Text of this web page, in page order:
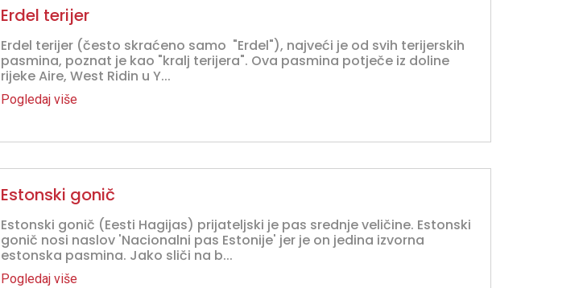
Erdel terijer
Erdel terijer (često skraćeno samo "Erdel"), najveći je od svih terijerskih
pasmina, poznat je kao "kralj terijera". Ova pasmina potječe iz doline
rijeke Aire, West Ridin u Y...
Pogledaj više
Estonski gonič
Estonski gonič (Eesti Hagijas) prijateljski je pas srednje veličine. Estonski
gonič nosi naslov 'Nacionalni pas Estonije' jer je on jedina izvorna
estonska pasmina. Jako sliči na b...
Pogledaj više